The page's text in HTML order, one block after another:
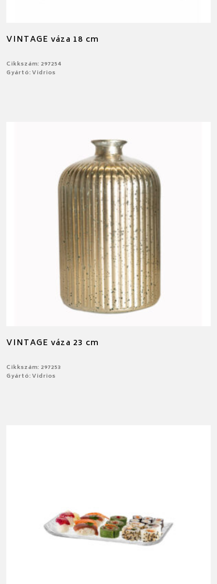
VINTAGE váza 18 cm
Cikkszám: 297254
Gyártó: Vidrios
VINTAGE váza 23 cm
Cikkszám: 297253
Gyártó: Vidrios